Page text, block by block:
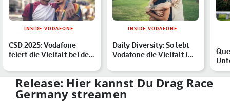
INSIDE VODAFONE
CSD 2025: Vodafone
feiert die Vielfalt bei den
INSIDE VODAFONE
Daily Diversity: So lebt
Vodafone die Vielfalt im
Release: Hier kannst Du Drag Race
Germany streamen